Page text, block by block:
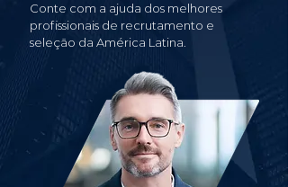
Conte com a ajuda dos melhores
profissionais de recrutamento e
seleção da América Latina.